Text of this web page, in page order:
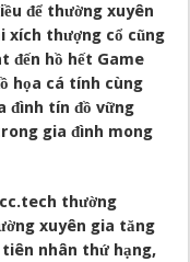
để thường xuyên
xích thượng cổ cũng
đến hồ hết Game
họa cá tính cùng
đình tín đồ vững
gia đình mong
thường
xuyên gia tăng
nhân thứ hạng,